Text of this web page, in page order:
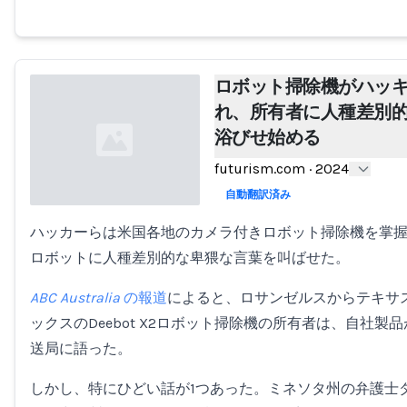
Loading...
ロボット掃除機がハッ
れ、所有者に人種差別
浴びせ始める
futurism.com · 2024
自動翻訳済み
ハッカーらは米国各地のカメラ付きロボット掃除機を掌
ロボットに人種差別的な卑猥な言葉を叫ばせた。
ABC Australia の報道によると、ロサンゼルスからテキ
ックスのDeebot X2ロボット掃除機の所有者は、自社製
送局に語った。
しかし、特にひどい話が1つあった。ミネソタ州の弁護